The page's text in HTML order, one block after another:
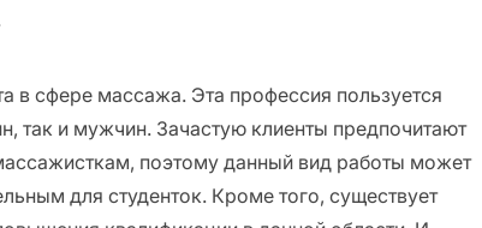
в сфере массажа. Эта профессия пользуется
так и мужчин. Зачастую клиенты предпочитают
поэтому данный вид работы может
для студенток. Кроме того, существует